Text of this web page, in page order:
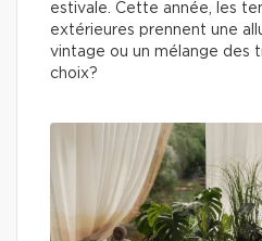
estivale. Cette année, les
extérieures prennent une
vintage ou un mélange des
choix?